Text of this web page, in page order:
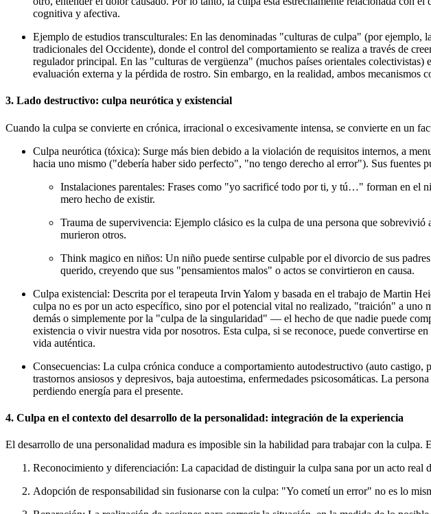
cognitiva y afectiva.
Ejemplo de estudios transculturales: En las denominadas "culturas de culpa" (por ejemplo,
tradicionales del Occidente), donde el control del comportamiento se realiza a través de
regulador principal. En las "culturas de vergüenza" (muchos países orientales colectivistas)
evaluación externa y la pérdida de rostro. Sin embargo, en la realidad, ambos mecanismos
3. Lado destructivo: culpa neurótica y existencial
Cuando la culpa se convierte en crónica, irracional o excesivamente intensa, se convierte en un
Culpa neurótica (tóxica): Surge más bien debido a la violación de requisitos internos, a
hacia uno mismo ("debería haber sido perfecto", "no tengo derecho al error"). Sus fuentes
Instalaciones parentales: Frases como "yo sacrificé todo por ti, y tú…" forman en el
mero hecho de existir.
Trauma de supervivencia: Ejemplo clásico es la culpa de una persona que sobrevivió
murieron otros.
Think magico en niños: Un niño puede sentirse culpable por el divorcio de sus
querido, creyendo que sus "pensamientos malos" o actos se convirtieron en causa.
Culpa existencial: Descrita por el terapeuta Irvin Yalom y basada en el trabajo de Martin
culpa no es por un acto específico, sino por el potencial vital no realizado, "traición" a uno
demás o simplemente por la "culpa de la singularidad" — el hecho de que nadie puede
existencia o vivir nuestra vida por nosotros. Esta culpa, si se reconoce, puede convertirse
vida auténtica.
Consecuencias: La culpa crónica conduce a comportamiento autodestructivo (auto castigo,
trastornos ansiosos y depresivos, baja autoestima, enfermedades psicosomáticas. La persona
perdiendo energía para el presente.
4. Culpa en el contexto del desarrollo de la personalidad: integración de la experiencia
El desarrollo de una personalidad madura es imposible sin la habilidad para trabajar con la culpa.
Reconocimiento y diferenciación: La capacidad de distinguir la culpa sana por un acto real
Adopción de responsabilidad sin fusionarse con la culpa: "Yo cometí un error" no es lo